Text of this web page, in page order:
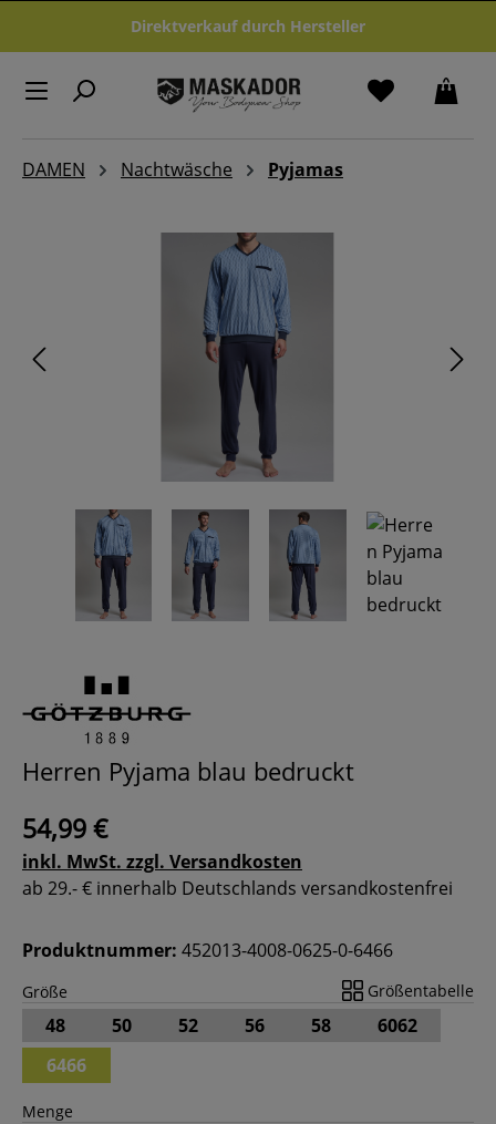
Zum Hauptinhalt springenDirektverkauf durch Hersteller
DAMEN Nachtwäsche Pyjamas
Herren Pyjama blau bedruckt
54,99 €
inkl. MwSt. zzgl. Versandkosten
ab 29.- € innerhalb Deutschlands versandkostenfrei
Produktnummer: 452013-4008-0625-0-6466
Größe Größentabelle
48 50 52 56 58
6062
6466
Menge